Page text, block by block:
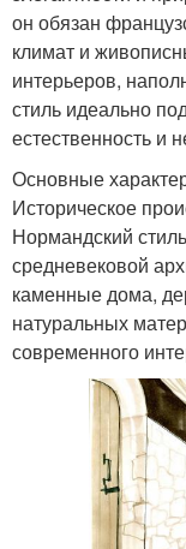
он обязан
климат и
интерьеров,
стиль идеально
естественность и
Основные
Историческое
Нормандский
средневековой
каменные дома,
натуральных
современного